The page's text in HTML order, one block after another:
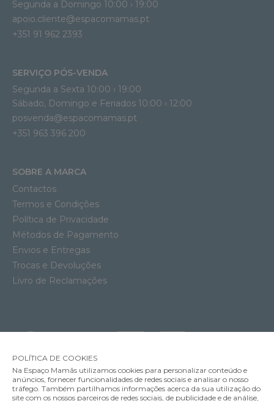
Segunda a Domingo 10:00 › 19:00
apoio.cliente@espacomamas.pt
+351 91 962 2393
SERVIÇO PÓS-VENDA
Segunda a Sexta 10:00 › 19:00
Sábado, Domingo e Feriados 10:00 › 12:00
posvenda@espacomamas.pt
+351 963 396 200
SOBRE A MARCA
Contactos
Termos e Condições
Política de Privacidade
Métodos de Pagamento
Envios e Entregas
Trocas e Devoluções
Livro de Reclamações
POLÍTICA DE COOKIES
Na Espaço Mamãs utilizamos cookies para personalizar conteúdo e
anúncios, fornecer funcionalidades de redes sociais e analisar o nosso
tráfego. Também partilhamos informações acerca da sua utilização do
site com os nossos parceiros de redes sociais, de publicidade e de análise,